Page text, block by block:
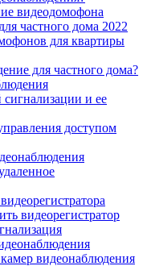
видеодомофона
частного дома 2022
для квартиры
для частного дома?
сигнализации и ее
доступом
видеорегистратор
видеонаблюдения